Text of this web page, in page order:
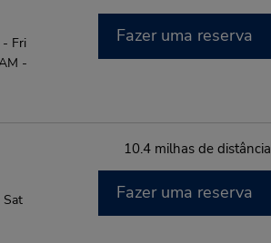
- Fri
-
Fazer uma reserva
10.4 milhas de distância
Sat
Fazer uma reserva